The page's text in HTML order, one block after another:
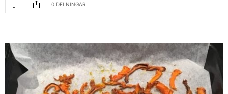
0 DELNINGAR